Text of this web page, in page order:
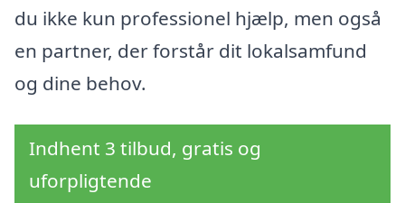
du ikke kun professionel hjælp, men også
en partner, der forstår dit lokalsamfund
og dine behov.
Indhent 3 tilbud, gratis og
uforpligtende